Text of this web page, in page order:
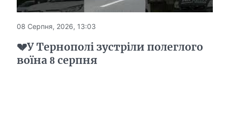
08 Серпня, 2026, 13:03
💔У Тернополі зустріли полеглого
воїна 8 серпня